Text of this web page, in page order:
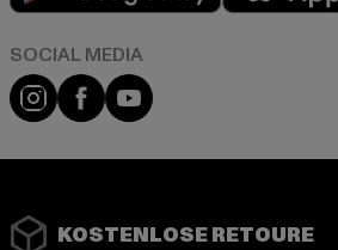
Instagram
FacebookYouTube
KOSTENLOSE RETOURE